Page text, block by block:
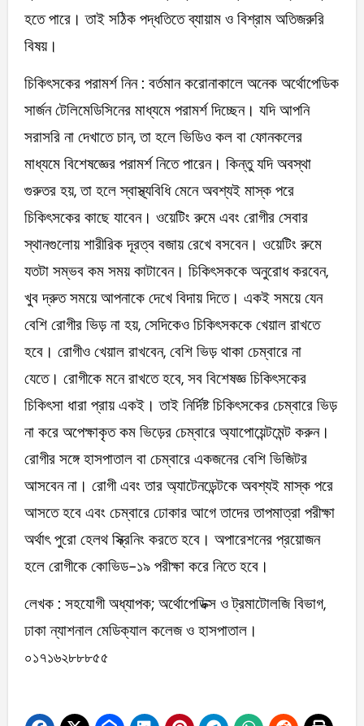
হতে পারে। তাই সঠিক পদ্ধতিতে ব্যায়াম ও বিশ্রাম অতিজরুরি
বিষয়।
চিকিৎসকের পরামর্শ নিন : বর্তমান করোনাকালে অনেক অর্থোপেডিক
সার্জন টেলিমেডিসিনের মাধ্যমে পরামর্শ দিচ্ছেন। যদি আপনি
সরাসরি না দেখাতে চান, তা হলে ভিডিও কল বা ফোনকলের
মাধ্যমে বিশেষজ্ঞের পরামর্শ নিতে পারেন। কিন্তু যদি অবস্থা
গুরুতর হয়, তা হলে স্বাস্থ্যবিধি মেনে অবশ্যই মাস্ক পরে
চিকিৎসকের কাছে যাবেন। ওয়েটিং রুমে এবং রোগীর সেবার
স্থানগুলোয় শারীরিক দূরত্ব বজায় রেখে বসবেন। ওয়েটিং রুমে
যতটা সম্ভব কম সময় কাটাবেন। চিকিৎসককে অনুরোধ করবেন,
খুব দ্রুত সময়ে আপনাকে দেখে বিদায় দিতে। একই সময়ে যেন
বেশি রোগীর ভিড় না হয়, সেদিকেও চিকিৎসককে খেয়াল রাখতে
হবে। রোগীও খেয়াল রাখবেন, বেশি ভিড় থাকা চেম্বারে না
যেতে। রোগীকে মনে রাখতে হবে, সব বিশেষজ্ঞ চিকিৎসকের
চিকিৎসা ধারা প্রায় একই। তাই নির্দিষ্ট চিকিৎসকের চেম্বারে ভিড়
না করে অপেক্ষাকৃত কম ভিড়ের চেম্বারে অ্যাপোয়েন্টমেন্ট করুন।
রোগীর সঙ্গে হাসপাতাল বা চেম্বারে একজনের বেশি ভিজিটর
আসবেন না। রোগী এবং তার অ্যাটেনডেন্টকে অবশ্যই মাস্ক পরে
আসতে হবে এবং চেম্বারে ঢোকার আগে তাদের তাপমাত্রা পরীক্ষা
অর্থাৎ পুরো হেলথ স্ক্রিনিং করতে হবে। অপারেশনের প্রয়োজন
হলে রোগীকে কোভিড-১৯ পরীক্ষা করে নিতে হবে।
লেখক : সহযোগী অধ্যাপক; অর্থোপেডিক্স ও ট্রমাটোলজি বিভাগ,
ঢাকা ন্যাশনাল মেডিক্যাল কলেজ ও হাসপাতাল।
০১৭১৬২৮৮৮৫৫